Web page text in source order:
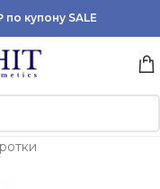
купону SALE